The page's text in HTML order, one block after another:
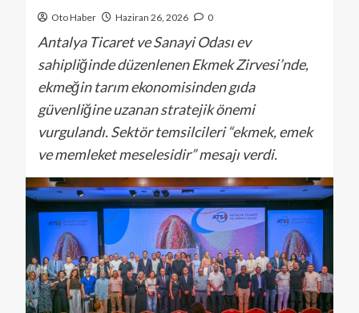
Oto Haber Haziran 26, 2026 0
Antalya Ticaret ve Sanayi Odası ev
sahipliğinde düzenlenen Ekmek Zirvesi’nde,
ekmeğin tarım ekonomisinden gıda
güvenliğine uzanan stratejik önemi
vurgulandı. Sektör temsilcileri “ekmek, emek
ve memleket meselesidir” mesajı verdi.